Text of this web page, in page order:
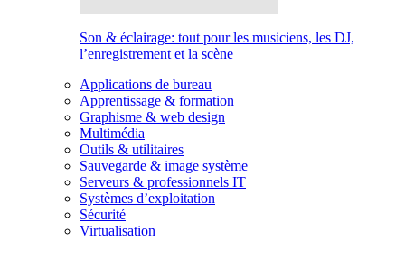
Son & éclairage: tout pour les musiciens, les DJ,
l’enregistrement et la scène
Applications de bureau
Apprentissage & formation
Graphisme & web design
Multimédia
Outils & utilitaires
Sauvegarde & image système
Serveurs & professionnels IT
Systèmes d’exploitation
Sécurité
Virtualisation